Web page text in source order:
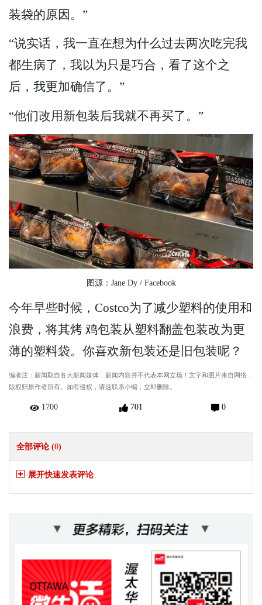
装袋的原因。”
“说实话，我一直在想为什么过去两次吃完我
都生病了，我以为只是巧合，看了这个之
后，我更加确信了。”
“他们改用新包装后我就不再买了。”
图源：Jane Dy / Facebook
今年早些时候，Costco为了减少塑料的使用和
浪费，将其烤 鸡包装从塑料翻盖包装改为更
薄的塑料袋。你喜欢新包装还是旧包装呢？
编者注：新闻取自各大新闻媒体，新闻内容并不代表本网立场！文字和图片来自网络，
版权归原作者所有。如有侵权，请速联系小编，立即删除。
1700 701 0
全部评论 (0)
展开快速发表评论